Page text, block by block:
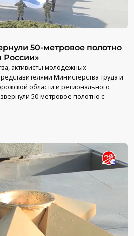
50-метровое полотно
России»
активисты молодежных
Министерства труда и
области и регионального
50-метровое полотно с